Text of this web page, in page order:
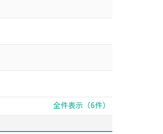
全件表示（6件）